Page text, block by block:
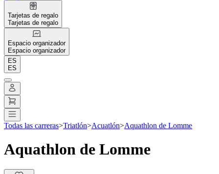
Tarjetas de regalo
Tarjetas de regalo
Espacio organizador
Espacio organizador
ES
ES
Todas las carreras>Triatlón>Acuatlón>Aquathlon de Lomme
Aquathlon de Lomme